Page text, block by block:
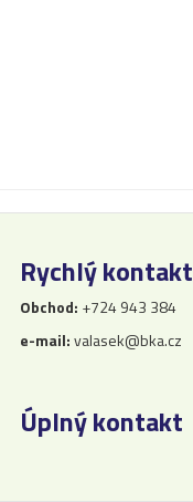
Rychlý kontakt
Obchod: +724 943 384
e-mail:valasek@bka.cz
Úplný kontakt